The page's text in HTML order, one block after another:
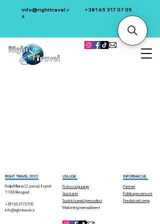
info@righttravel.r
s
+381 65 317 07 05
RIGHT TRAVEL DOO
Kralja Milana 22, pasaž, II sprat
11 000 Beograd
+381 65 317 07 05
info@righttravel.rs
USLUGE
Putno osiguranje
Avio karte
Sudski tumači i prevodioci
Marketing i menadžment
INFORMACIJE
Partneri
Politika privatnosti
Pravila korišćenja​